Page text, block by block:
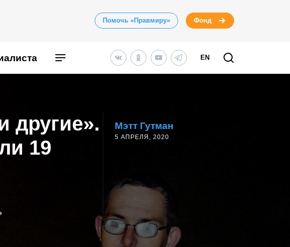
Помочь «Правмиру» Фонд
EN
другие».
19
Мэтт Гутман
5 АПРЕЛЯ, 2020